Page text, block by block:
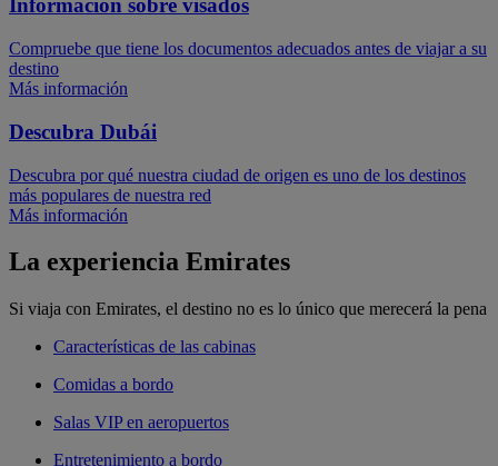
Información sobre visados
Compruebe que tiene los documentos adecuados antes de viajar a su
destino
Más información
Descubra Dubái
Descubra por qué nuestra ciudad de origen es uno de los destinos
más populares de nuestra red
Más información
La experiencia Emirates
Si viaja con Emirates, el destino no es lo único que merecerá la pena
Características de las cabinas
Comidas a bordo
Salas VIP en aeropuertos
Entretenimiento a bordo